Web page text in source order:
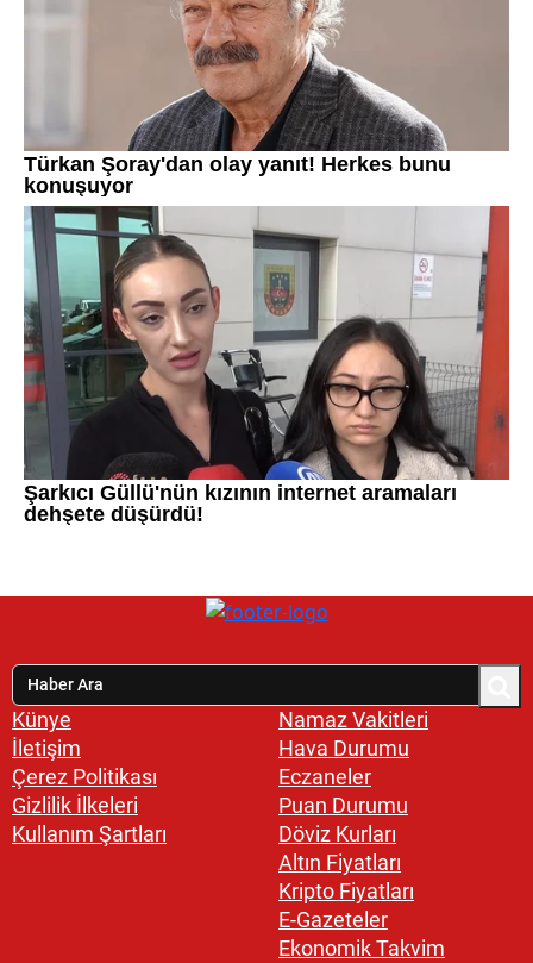
Künye
İletişim
Çerez Politikası
Gizlilik İlkeleri
Kullanım Şartları
Namaz Vakitleri
Hava Durumu
Eczaneler
Puan Durumu
Döviz Kurları
Altın Fiyatları
Kripto Fiyatları
E-Gazeteler
Ekonomik Takvim